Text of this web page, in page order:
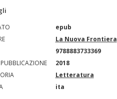
epub
La Nuova Frontiera
9788883733369
2018
Letteratura
ita